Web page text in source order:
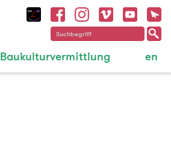
Baukulturvermittlung en